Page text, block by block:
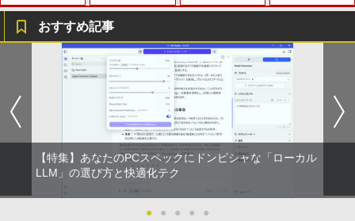
ET ラベルレス ×8本
￥1,112
by Amazon 天然水 ラベルレス 500ml ×24本
富士山の天然水 バナジウム含有 水 ミネラル
ウォーター ペットボトル 静岡県産 500ミリリ
ットル (Smart Basic)
￥1,380
by Amazon 天然水ラベルレス 2L×9本
ンガンコミックス)
￥770
異世界居酒屋「のぶ」(22) (角川コミックス・
エース)
￥832
ONE PIECE モノクロ版 115 (ジャンプコミッ
クスDIGITAL)
■新品■富士通 FMV LIFEBOOK U9312 U
9312X U9311 U9311X U9310 U9310X U
939 U939X U938 U937 UH90修理交換用
キーボード
￥2,860
OOK U937 第7世代Corei5 メモリ4GB 8
GB SSD128GB Windows11 WEBカメラ
DELL Vostro 3670 単体 Windows11 64
bit HDMI Core i5 8400 メモリー8GB 高
速SSD256GB M.2-NVMe +HDD1TB 無線
LAN DVDマルチ デスクトップパソコン
【中古】【30日保証】1243105
￥24,800
2
中古パソコン | NEC | Mate MRL36L-5 |
Windows11 | デスクトップ | 一年保証 |
IODATA 液晶モニター LCD-MF224EDW
21.5インチワイド ホワイト LCD LEDバ
ックライト フルHD（1920x1080） 16:9
ADSカラーパネル 非光沢 ノングレア HD
MI VGA DVI VESA準拠 ディスプレイ PS
4 switch 対応 スイッチ 【中古】
￥4,600
モバイルモニター 15.6インチ 1080P IPS
鹿楓堂よついろ日和 23巻 【電子書籍】
[ 清水ユウ ]
薬屋のひとりごと 17巻 【電子書籍】[ 日
￥770
おすすめ記事
【特集】あなたのPCスペックにドンピシャな「ローカル
LLM」の選び方と快適化テク
● ● ● ● ●